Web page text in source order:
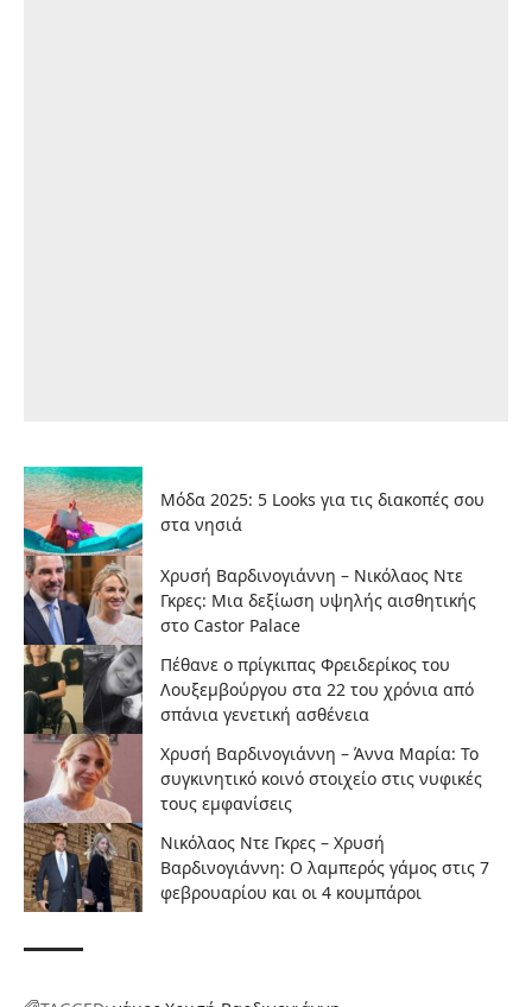
Μόδα 2025: 5 Looks για τις διακοπές σου
στα νησιά
Χρυσή Βαρδινογιάννη – Νικόλαος Ντε
Γκρες: Μια δεξίωση υψηλής αισθητικής
στο Castor Palace
Πέθανε ο πρίγκιπας Φρειδερίκος του
Λουξεμβούργου στα 22 του χρόνια από
σπάνια γενετική ασθένεια
Χρυσή Βαρδινογιάννη – Άννα Μαρία: Το
συγκινητικό κοινό στοιχείο στις νυφικές
τους εμφανίσεις
Νικόλαος Ντε Γκρες – Χρυσή
Βαρδινογιάννη: Ο λαμπερός γάμος στις 7
φεβρουαρίου και οι 4 κουμπάροι